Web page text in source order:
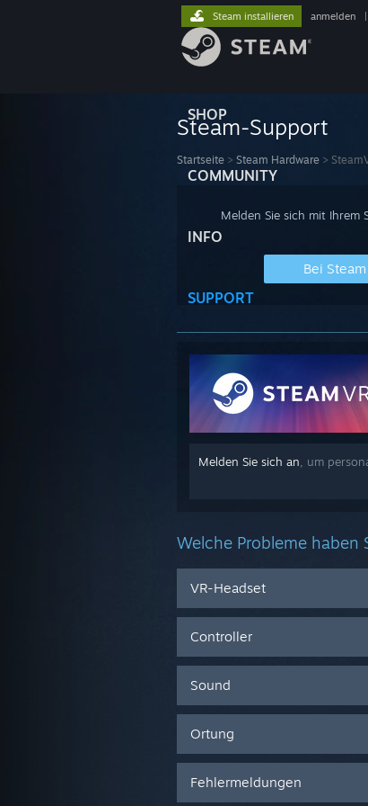
SHOP
COMMUNITY
INFO
SUPPORT
Steam installieren anmelden
Steam-Support
Startseite > Steam Hardware >
Melden Sie sich mit
Bei
Melden Sie sich an , um
Welche Probleme haben
VR-Headset
Controller
Sound
Ortung
Fehlermeldungen